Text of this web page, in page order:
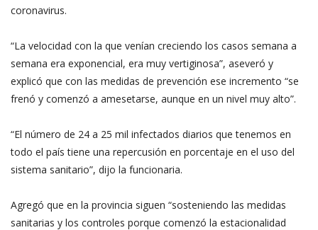
coronavirus.
“La velocidad con la que venían creciendo los casos semana a
semana era exponencial, era muy vertiginosa”, aseveró y
explicó que con las medidas de prevención ese incremento “se
frenó y comenzó a amesetarse, aunque en un nivel muy alto”.
“El número de 24 a 25 mil infectados diarios que tenemos en
todo el país tiene una repercusión en porcentaje en el uso del
sistema sanitario”, dijo la funcionaria.
Agregó que en la provincia siguen “sosteniendo las medidas
sanitarias y los controles porque comenzó la estacionalidad